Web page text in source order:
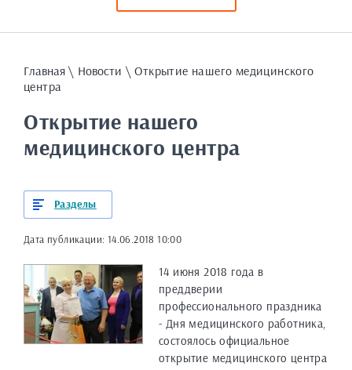
Главная \ Новости \ Открытие нашего медицинского
центра
Открытие нашего
медицинского центра
Разделы
Дата публикации: 14.06.2018 10:00
14 июня 2018 года в
преддверии
профессионального праздника
- Дня медицинского работника,
состоялось официальное
открытие медицинского центра